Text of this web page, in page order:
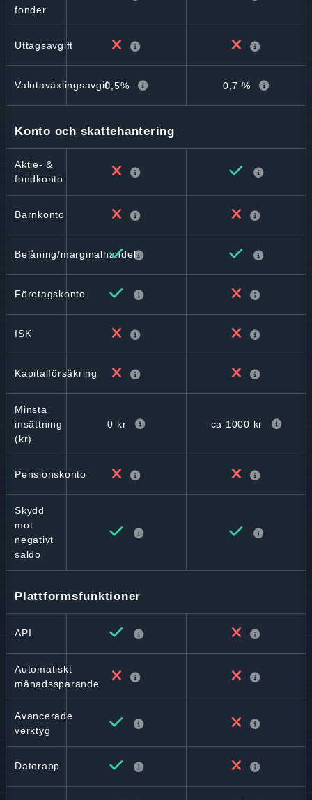
fonder
Uttagsavgift
Valutaväxlingsavgift0,5% 0,7 %
Konto och skattehantering
Aktie- &
fondkonto
Barnkonto
Belåning/marginalhandel
Företagskonto
ISK
Kapitalförsäkring
Minsta
insättning
(kr)
0 kr ca 1000 kr
Pensionskonto
Skydd
mot
negativt
saldo
Plattformsfunktioner
API
Automatiskt
månadssparande
Avancerade
verktyg
Datorapp